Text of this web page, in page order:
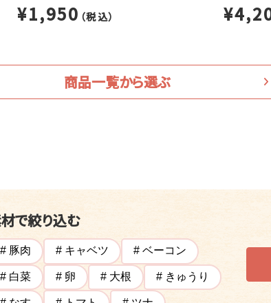
¥1,950 （税込）
商品一覧から選ぶ
で絞り込む
# 豚肉 # キャベツ # ベーコン
# 白菜 # 卵 # 大根 # きゅうり